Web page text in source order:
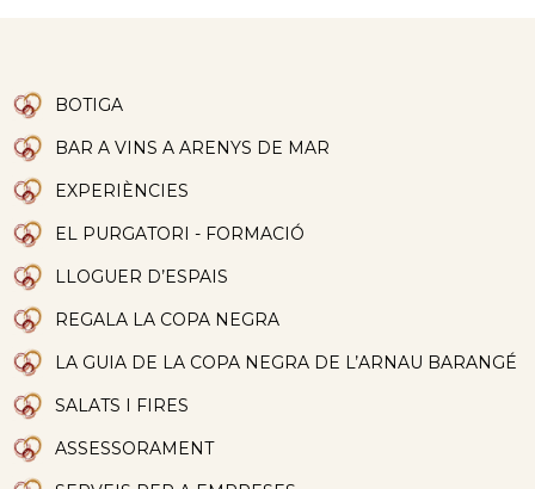
BOTIGA
BAR A VINS A ARENYS DE MAR
EXPERIÈNCIES
EL PURGATORI - FORMACIÓ
LLOGUER D’ESPAIS
REGALA LA COPA NEGRA
LA GUIA DE LA COPA NEGRA DE L’ARNAU BARANGÉ
SALATS I FIRES
ASSESSORAMENT